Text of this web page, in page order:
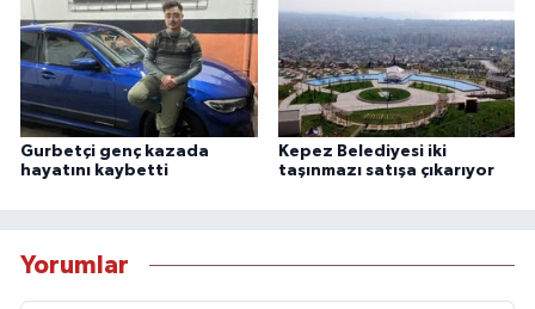
Gurbetçi genç kazada
hayatını kaybetti
Kepez Belediyesi iki
taşınmazı satışa çıkarıyor
Yorumlar